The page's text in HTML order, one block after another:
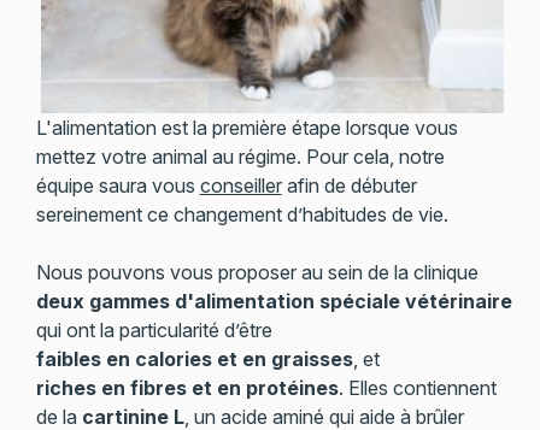
L'alimentation est la première étape lorsque vous
mettez votre animal au régime. Pour cela, notre
équipe saura vous conseillerafin de débuter
sereinement ce changement d’habitudes de vie.
Nous pouvons vous proposer au sein de la clinique
deux gammes d'alimentation spéciale vétérinaire
qui ont la particularité d’être
faibles en calories et en graisses, et
riches en fibres et en protéines. Elles contiennent
de la cartinine L, un acide aminé qui aide à brûler